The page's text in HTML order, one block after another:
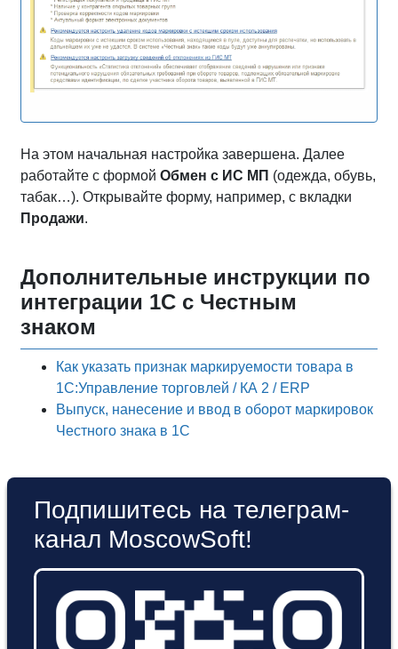
На этом начальная настройка завершена. Далее
работайте с формой Обмен с ИС МП (одежда, обувь,
табак…). Открывайте форму, например, с вкладки
Продажи.
Дополнительные инструкции по
интеграции 1С с Честным
знаком
Как указать признак маркируемости товара в
1С:Управление торговлей / КА 2 / ERP
Выпуск, нанесение и ввод в оборот маркировок
Честного знака в 1С
Подпишитесь на телеграм-
канал MoscowSoft!